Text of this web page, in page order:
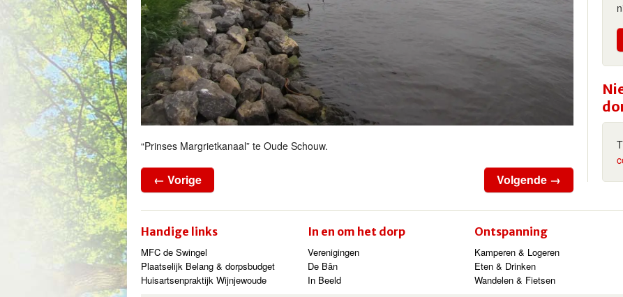
“Prinses Margrietkanaal” te Oude Schouw.
← Vorige Volgende →
Handige links
MFC de Swingel
Plaatselijk Belang & dorpsbudget
Huisartsenpraktijk Wijnjewoude
In en om het dorp
Verenigingen
De Bân
In Beeld
Ontspanning
Kamperen & Logeren
Eten & Drinken
Wandelen & Fietsen